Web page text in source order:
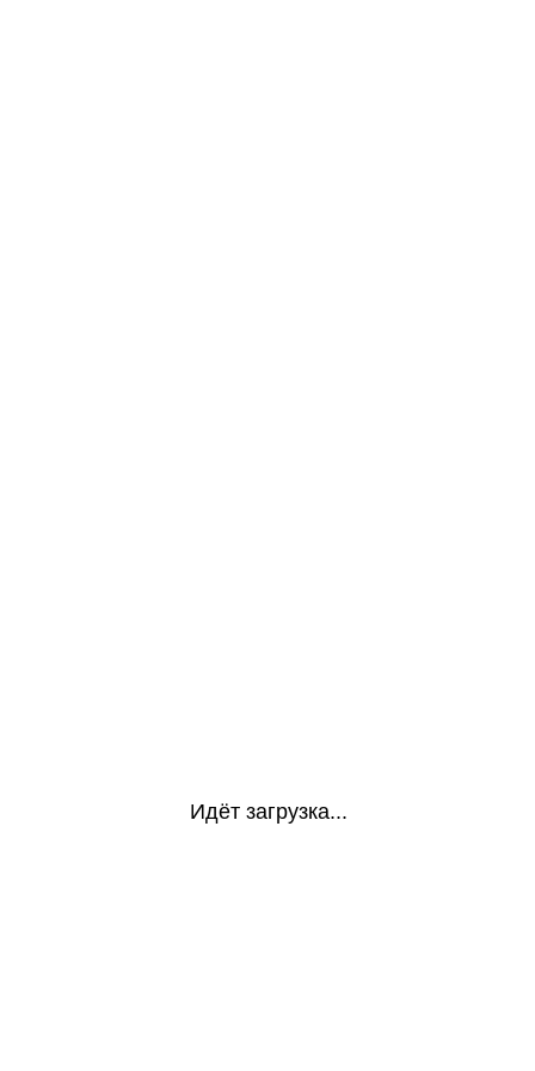
Идёт загрузка...